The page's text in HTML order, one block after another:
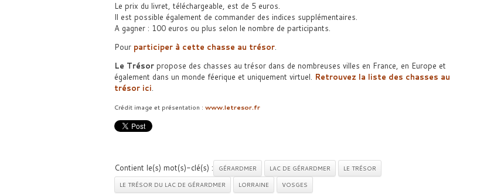
Le prix du livret, téléchargeable, est de 5 euros.
Il est possible également de commander des indices supplémentaires.
A gagner : 100 euros ou plus selon le nombre de participants.
Pour participer à cette chasse au trésor.
Le Trésorpropose des chasses au trésor dans de nombreuses villes en France, en Europe et
également dans un monde féerique et uniquement virtuel. Retrouvez la liste des chasses au
trésor ici.
Crédit image et présentation : www.letresor.fr
Contient le(s) mot(s)-clé(s) : GÉRARDMER LAC DE GÉRARDMER
LE TRÉSOR
LE TRÉSOR DU LAC DE GÉRARDMER
LORRAINE VOSGES